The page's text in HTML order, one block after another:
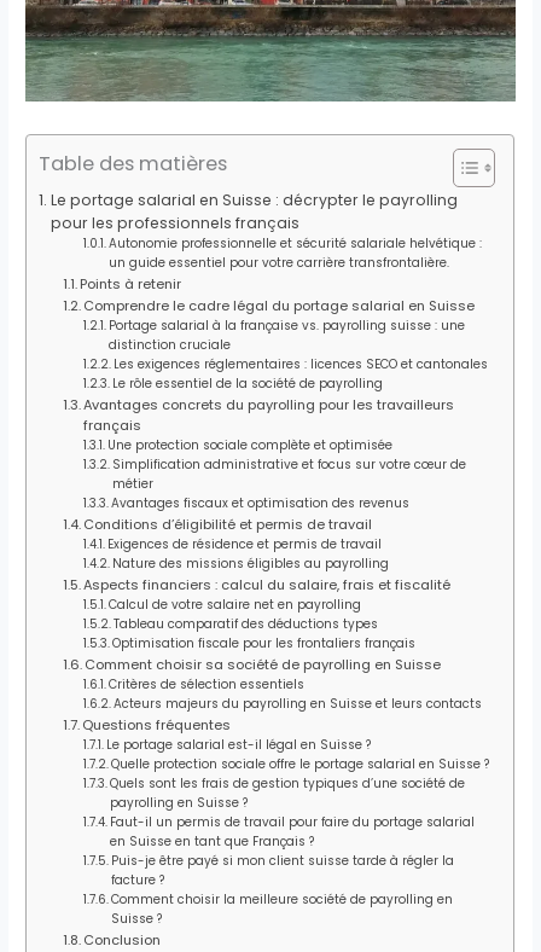
Table des matières
Le portage salarial en Suisse : décrypter le payrolling
pour les professionnels français
Autonomie professionnelle et sécurité salariale helvétique :
un guide essentiel pour votre carrière transfrontalière.
Points à retenir
Comprendre le cadre légal du portage salarial en Suisse
Portage salarial à la française vs. payrolling suisse : une
distinction cruciale
Les exigences réglementaires : licences SECO et cantonales
Le rôle essentiel de la société de payrolling
Avantages concrets du payrolling pour les travailleurs
français
Une protection sociale complète et optimisée
Simplification administrative et focus sur votre cœur de
métier
Avantages fiscaux et optimisation des revenus
Conditions d’éligibilité et permis de travail
Exigences de résidence et permis de travail
Nature des missions éligibles au payrolling
Aspects financiers : calcul du salaire, frais et fiscalité
Calcul de votre salaire net en payrolling
Tableau comparatif des déductions types
Optimisation fiscale pour les frontaliers français
Comment choisir sa société de payrolling en Suisse
Critères de sélection essentiels
Acteurs majeurs du payrolling en Suisse et leurs contacts
Questions fréquentes
Le portage salarial est-il légal en Suisse ?
Quelle protection sociale offre le portage salarial en Suisse ?
Quels sont les frais de gestion typiques d’une société de
payrolling en Suisse ?
Faut-il un permis de travail pour faire du portage salarial
en Suisse en tant que Français ?
Puis-je être payé si mon client suisse tarde à régler la
facture ?
Comment choisir la meilleure société de payrolling en
Suisse ?
Conclusion